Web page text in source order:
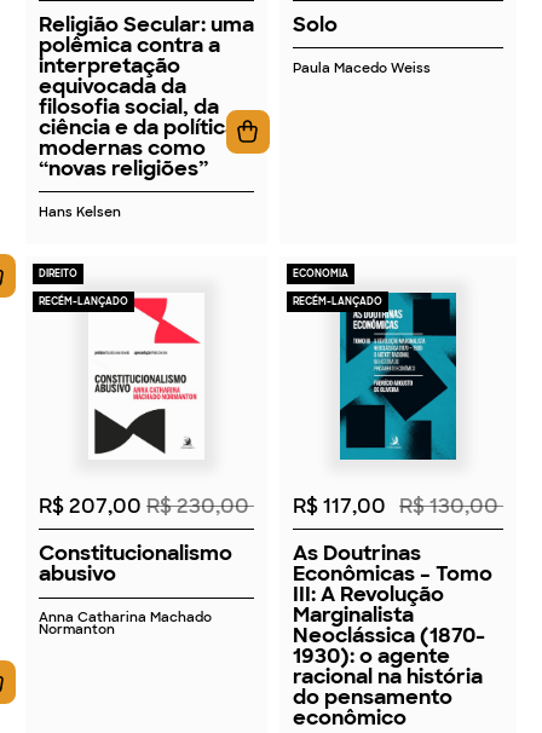
Religião Secular: uma
polêmica contra a
interpretação
equivocada da
filosofia social, da
ciência e da política
modernas como
“novas religiões”
Hans Kelsen
Solo
Paula Macedo Weiss
DIREITO
RECÉM-LANÇADO
2026
R$ 207,00 R$ 230,00
Constitucionalismo
abusivo
Anna Catharina Machado
Normanton
ECONOMIA
RECÉM-LANÇADO
2026
R$ 117,00 R$ 130,00
As Doutrinas
Econômicas – Tomo
III: A Revolução
Marginalista
Neoclássica (1870-
1930): o agente
racional na história
do pensamento
econômico